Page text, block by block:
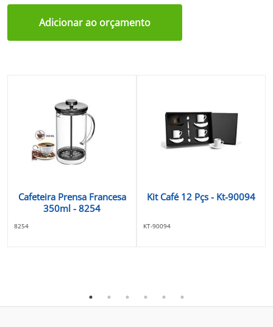
Adicionar ao orçamento
Cafeteira Prensa Francesa
350ml - 8254
8254
Kit Café 12 Pçs - Kt-90094
KT-90094